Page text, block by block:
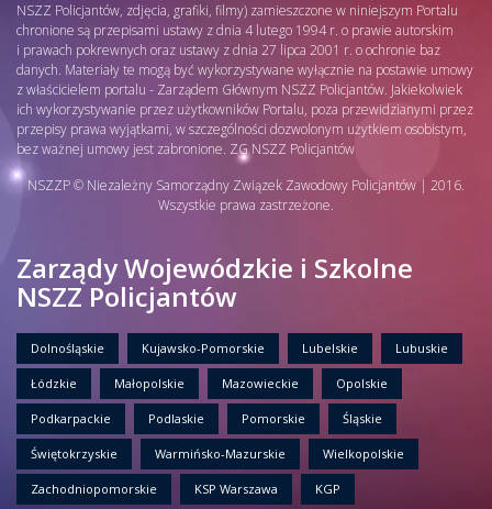
NSZZ Policjantów, zdjęcia, grafiki, filmy) zamieszczone w niniejszym Portalu
chronione są przepisami ustawy z dnia 4 lutego 1994 r. o prawie autorskim
i prawach pokrewnych oraz ustawy z dnia 27 lipca 2001 r. o ochronie baz
danych. Materiały te mogą być wykorzystywane wyłącznie na postawie umowy
z właścicielem portalu - Zarządem Głównym NSZZ Policjantów. Jakiekolwiek
ich wykorzystywanie przez użytkowników Portalu, poza przewidzianymi przez
przepisy prawa wyjątkami, w szczególności dozwolonym użytkiem osobistym,
bez ważnej umowy jest zabronione. ZG NSZZ Policjantów
NSZZP © Niezależny Samorządny Związek Zawodowy Policjantów | 2016.
Wszystkie prawa zastrzeżone.
Zarządy Wojewódzkie i Szkolne
NSZZ Policjantów
Dolnośląskie Kujawsko-Pomorskie Lubelskie Lubuskie
Łódzkie Małopolskie Mazowieckie Opolskie
Podkarpackie Podlaskie Pomorskie Śląskie
Świętokrzyskie Warmińsko-Mazurskie Wielkopolskie
Zachodniopomorskie KSP Warszawa KGP